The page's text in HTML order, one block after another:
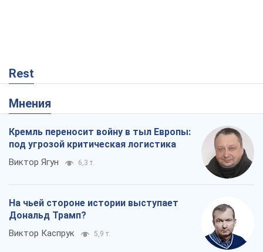
Rest
Мнения
Кремль переносит войну в тыл Европы:
под угрозой критическая логистика
Виктор Ягун 6,3 т.
На чьей стороне истории выступает
Дональд Трамп?
Виктор Каспрук 5,9 т.